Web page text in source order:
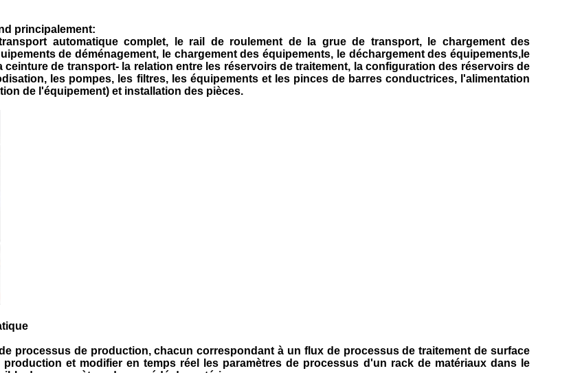
principalement:
automatique complet, le rail de roulement de la grue de transport, le chargement des
de déménagement, le chargement des équipements, le déchargement des équipements,le
de transport- la relation entre les réservoirs de traitement, la configuration des réservoirs de
les pompes, les filtres, les équipements et les pinces de barres conductrices, l'alimentation
de l'équipement) et installation des pièces.
processus de production, chacun correspondant à un flux de processus de traitement de surface
et modifier en temps réel les paramètres de processus d'un rack de matériaux dans le